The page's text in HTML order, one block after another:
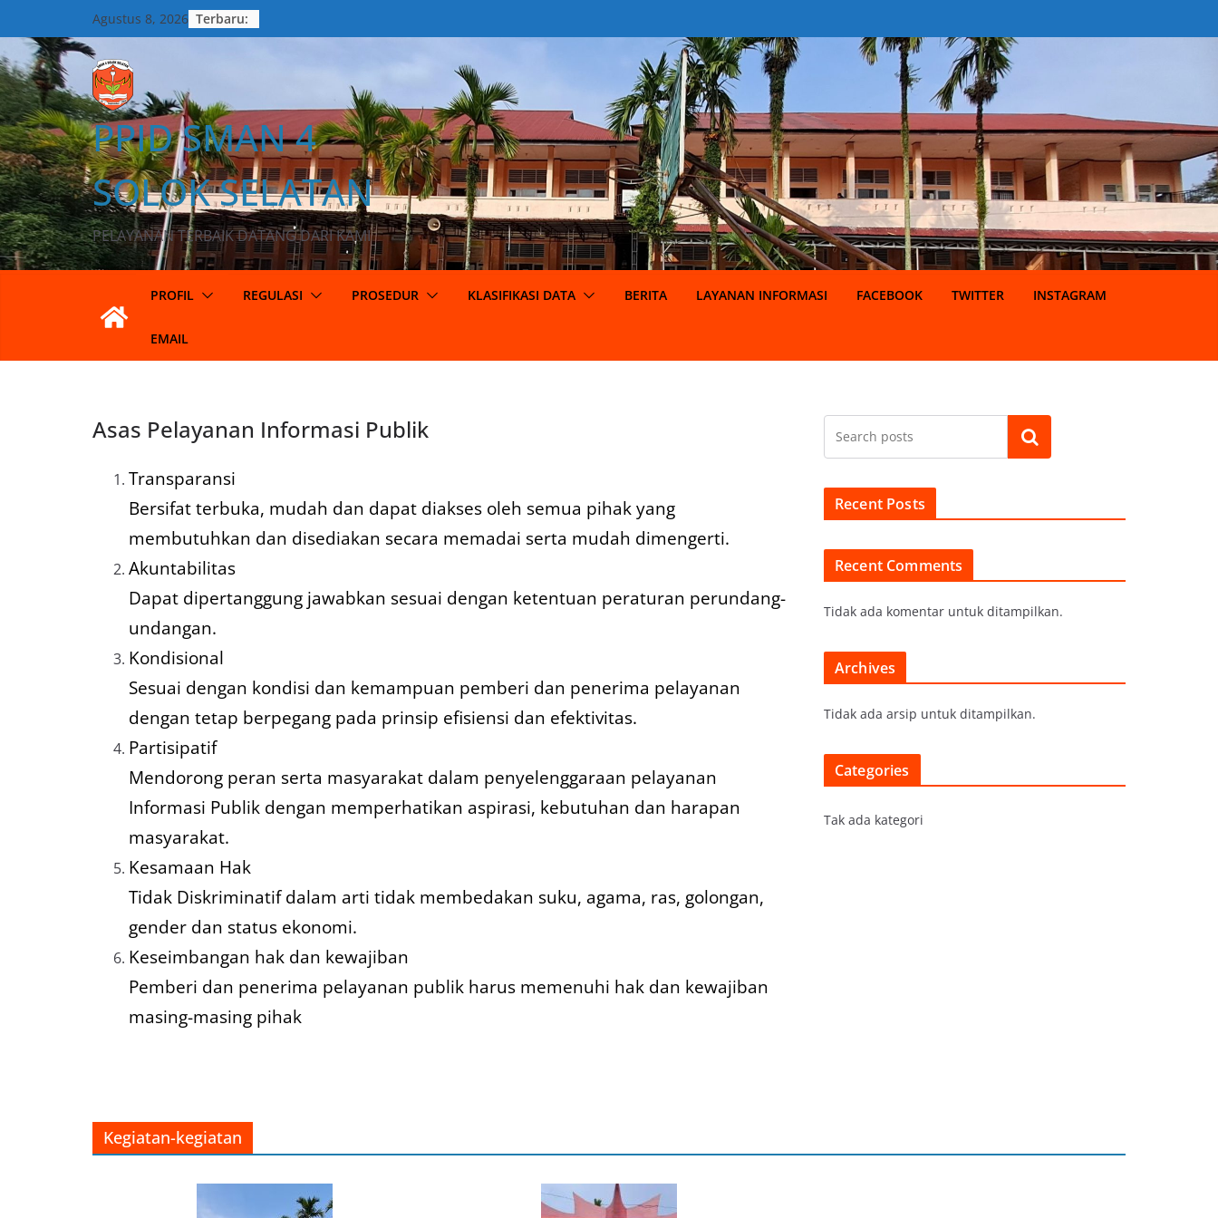
Agustus 8, 2026 Terbaru:
PPID SMAN 4
SOLOK SELATAN
PELAYANAN TERBAIK DATANG DARI KAMI
PROFIL REGULASI PROSEDUR KLASIFIKASI DATA BERITA LAYANAN INFORMASI FACEBOOK TWITTER INSTAGRAM
EMAIL
Asas Pelayanan Informasi Publik
Transparansi
Bersifat terbuka, mudah dan dapat diakses oleh semua pihak yang
membutuhkan dan disediakan secara memadai serta mudah dimengerti.
Akuntabilitas
Dapat dipertanggung jawabkan sesuai dengan ketentuan peraturan perundang-
undangan.
Kondisional
Sesuai dengan kondisi dan kemampuan pemberi dan penerima pelayanan
dengan tetap berpegang pada prinsip efisiensi dan efektivitas.
Partisipatif
Mendorong peran serta masyarakat dalam penyelenggaraan pelayanan
Informasi Publik dengan memperhatikan aspirasi, kebutuhan dan harapan
masyarakat.
Kesamaan Hak
Tidak Diskriminatif dalam arti tidak membedakan suku, agama, ras, golongan,
gender dan status ekonomi.
Keseimbangan hak dan kewajiban
Pemberi dan penerima pelayanan publik harus memenuhi hak dan kewajiban
masing-masing pihak
Cari
Recent Posts
Recent Comments
Tidak ada komentar untuk ditampilkan.
Archives
Tidak ada arsip untuk ditampilkan.
Categories
Tak ada kategori
Kegiatan-kegiatan